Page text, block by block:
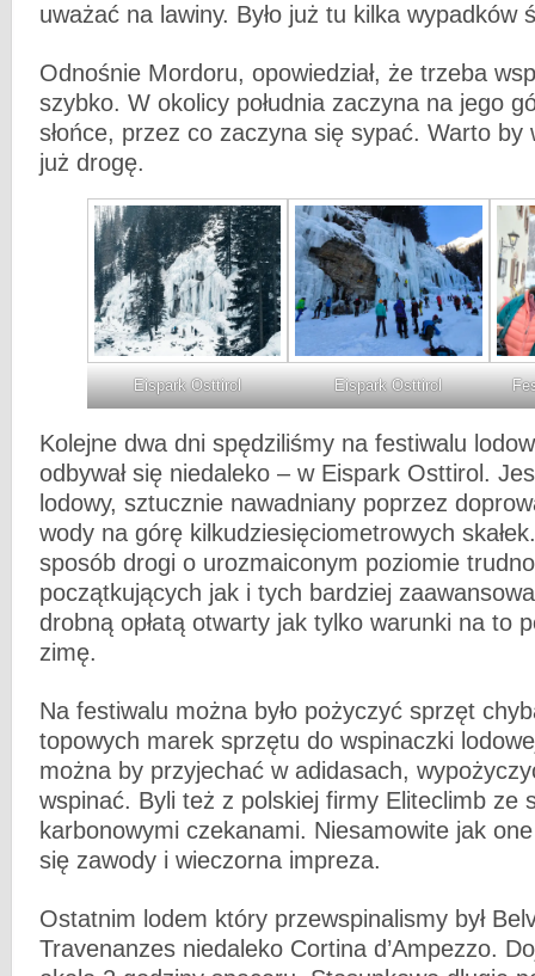
uważać na lawiny. Było już tu kilka wypadków
Odnośnie Mordoru, opowiedział, że trzeba
szybko. W okolicy południa zaczyna na jego
słońce, przez co zaczyna się sypać. Warto by
już drogę.
Eispark Osttirol Eispark Osttirol
Kolejne dwa dni spędziliśmy na festiwalu
odbywał się niedaleko – w Eispark Osttirol.
lodowy, sztucznie nawadniany poprzez
wody na górę kilkudziesięciometrowych
sposób drogi o urozmaiconym poziomie
początkujących jak i tych bardziej
drobną opłatą otwarty jak tylko warunki na to
zimę.
Na festiwalu można było pożyczyć sprzęt
topowych marek sprzętu do wspinaczki
można by przyjechać w adidasach,
wspinać. Byli też z polskiej firmy Eliteclimb ze
karbonowymi czekanami. Niesamowite jak one
się zawody i wieczorna impreza.
Ostatnim lodem który przewspinalismy był
Travenanzes niedaleko Cortina d’Ampezzo.